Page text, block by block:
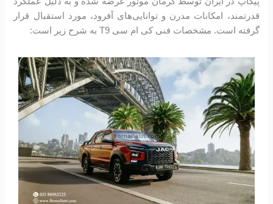
قدرتمند، امکانات مدرن و توانایی‌های آفرود، مورد استقبال قرار
گرفته است. مشخصات فنی کی ام سی T9 به شرح زیر است: